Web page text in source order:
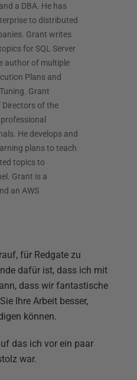
a DBA. He has
to distributed
Grant writes
for SQL Server
author of multiple
Plans and
Grant
Directors of the
He develops and
plans to teach
topics to
Grant is a
an AWS
für Redgate zu
dafür ist, dass ich mit
dass wir fantastische
Ihre Arbeit besser,
können.
das ich vor ein paar
war.